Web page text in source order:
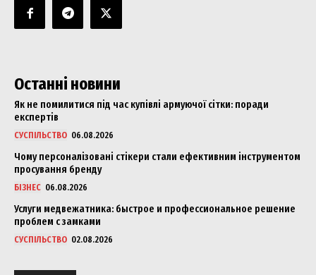
Останні новини
Як не помилитися під час купівлі армуючої сітки: поради
експертів
СУСПІЛЬСТВО 06.08.2026
Чому персоналізовані стікери стали ефективним інструментом
просування бренду
БІЗНЕС 06.08.2026
Услуги медвежатника: быстрое и профессиональное решение
проблем с замками
СУСПІЛЬСТВО 02.08.2026